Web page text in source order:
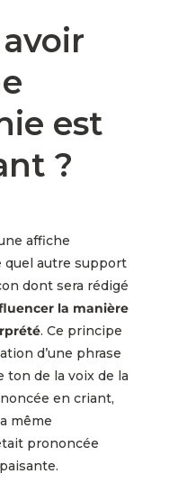
est
?
affiche
quel autre support
dont sera rédigé
la manière
. Ce principe
d’une phrase
ton de la voix de la
en criant,
même
prononcée